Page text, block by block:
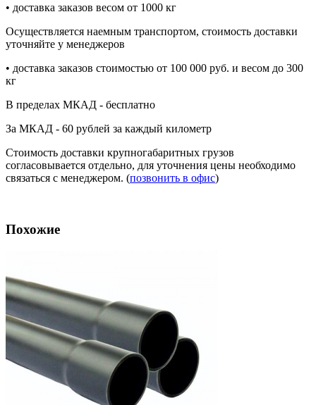
• доставка заказов весом от 1000 кг
Осуществляется наемным транспортом, стоимость доставки
уточняйте у менеджеров
• доставка заказов стоимостью от 100 000 руб. и весом до 300
кг
В пределах МКАД - бесплатно
За МКАД - 60 рублей за каждый километр
Стоимость доставки крупногабаритных грузов
согласовывается отдельно, для уточнения цены необходимо
связаться с менеджером. (позвонить в офис)
Похожие